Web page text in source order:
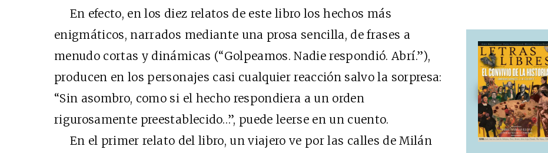
En efecto, en los diez relatos de este libro los hechos más
enigmáticos, narrados mediante una prosa sencilla, de frases a
menudo cortas y dinámicas (“Golpeamos. Nadie respondió. Abrí.”),
producen en los personajes casi cualquier reacción salvo la sorpresa:
“Sin asombro, como si el hecho respondiera a un orden
rigurosamente preestablecido…”, puede leerse en un cuento.
En el primer relato del libro, un viajero ve por las calles de Milán